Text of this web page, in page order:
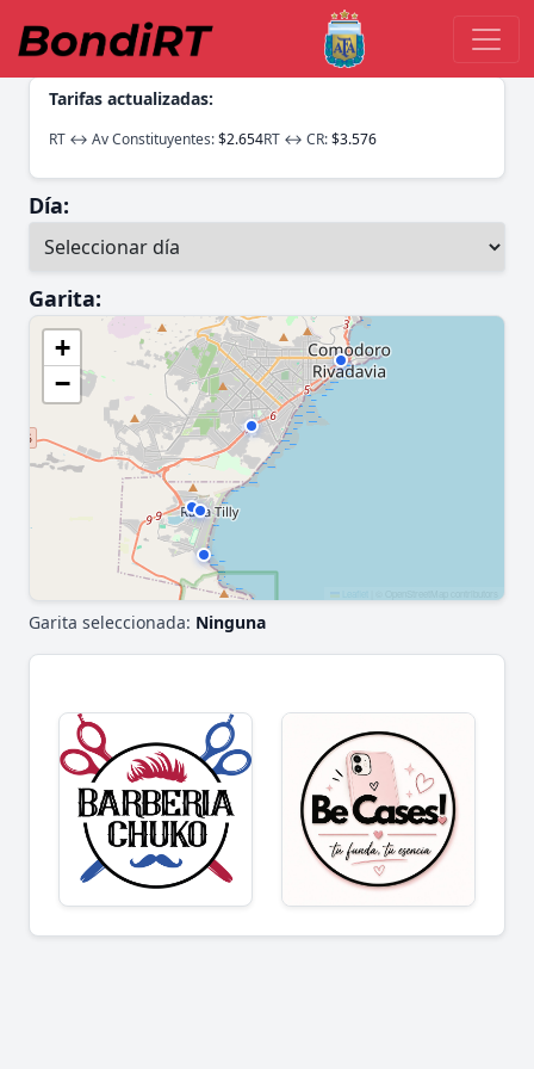
Tarifas actualizadas:
RT ↔ Av Constituyentes:$2.654RT ↔ CR:$3.576
Día:
Garita:
+
−
Garita seleccionada: Ninguna